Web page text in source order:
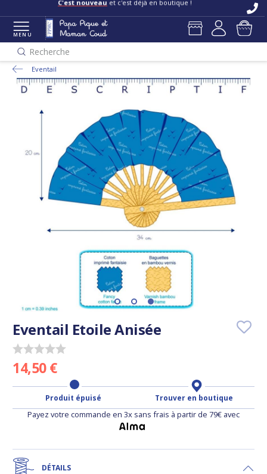
C'est nouveau et c'est déjà en boutique !
MENU
Recherche
Eventail
Eventail Etoile Anisée
14,50 €
Produit épuisé Trouver en boutique
Payez votre commande en 3x sans frais à partir de 79€ avec
DÉTAILS